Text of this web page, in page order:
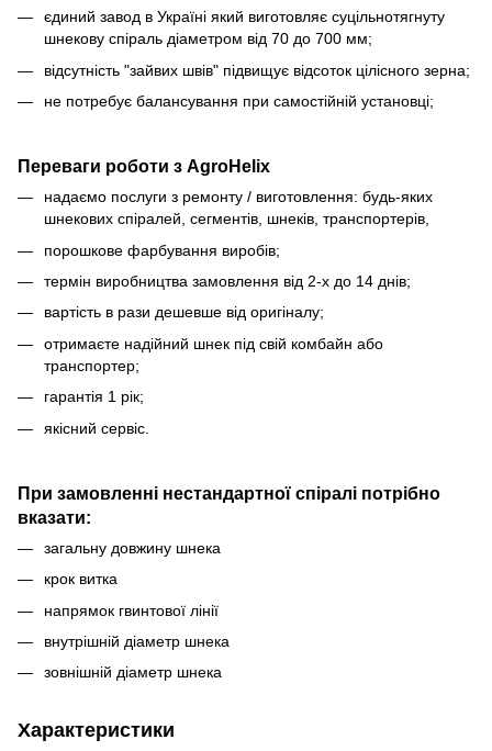
єдиний завод в Україні який виготовляє суцільнотягнуту
шнекову спіраль діаметром від 70 до 700 мм;
відсутність "зайвих швів" підвищує відсоток цілісного зерна;
не потребує балансування при самостійній установці;
Переваги роботи з AgroHelix
надаємо послуги з ремонту / виготовлення: будь-яких
шнекових спіралей, сегментів, шнеків, транспортерів,
порошкове фарбування виробів;
термін виробництва замовлення від 2-х до 14 днів;
вартість в рази дешевше від оригіналу;
отримаєте надійний шнек під свій комбайн або
транспортер;
гарантія 1 рік;
якісний сервіс.
При замовленні нестандартної спіралі потрібно
вказати:
загальну довжину шнека
крок витка
напрямок гвинтової лінії
внутрішній діаметр шнека
зовнішній діаметр шнека
Характеристики